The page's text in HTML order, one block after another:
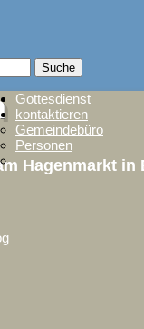
Hagenmarkt in
Gottesdienst
kontaktieren
Gemeindebüro
Personen